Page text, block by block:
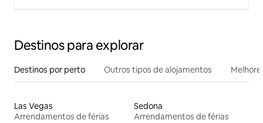
Destinos para explorar
Destinos por perto Outros tipos de alojamentos
Las Vegas
Arrendamentos de férias
Sedona
Arrendamentos de férias